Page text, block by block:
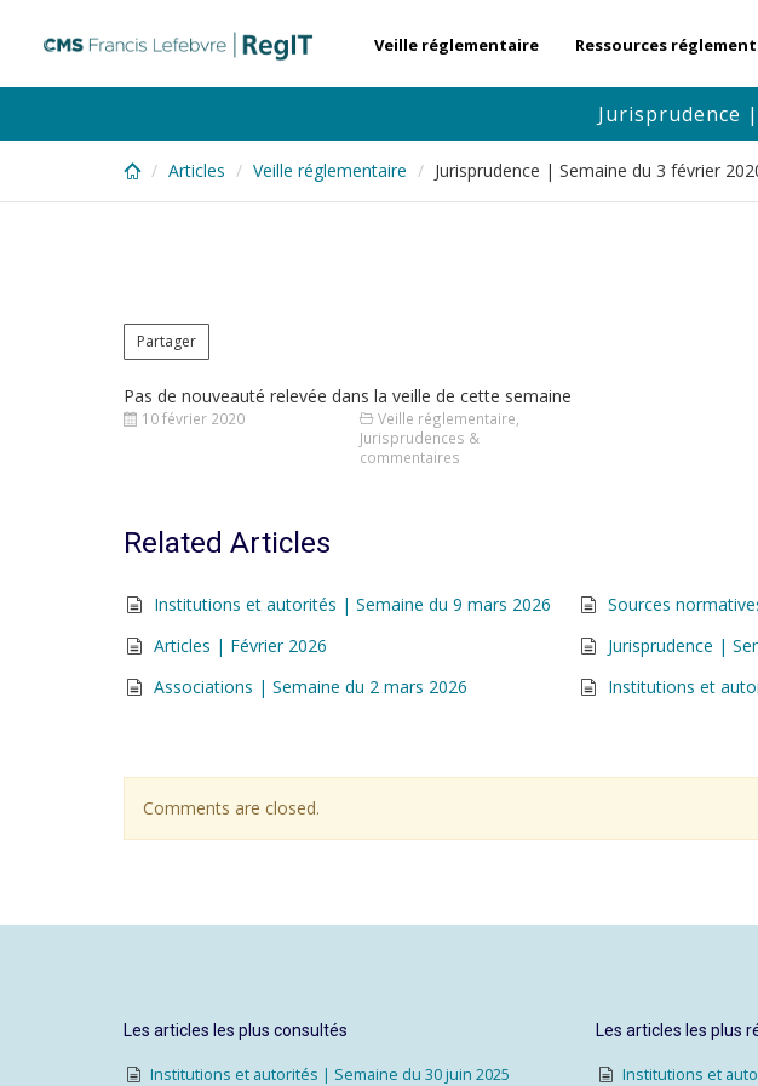
content
Veille réglementaire Ressources
Jurisprudence
Articles Veille réglementaire Jurisprudence | Semaine du 3 février
Partager
Pas de nouveauté relevée dans la veille de cette semaine
10 février 2020 Veille réglementaire
Jurisprudences &
commentaires
Related Articles
Institutions et autorités | Semaine du 9 mars 2026
Sources
Articles | Février 2026
Jurisprudence |
Associations | Semaine du 2 mars 2026
Institutions et
Comments are closed.
Les articles les plus consultés
Institutions et autorités | Semaine du 30 juin 2025
Les articles les plus
Institutions et